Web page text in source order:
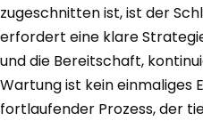
zugeschnitten ist, ist der
erfordert eine klare
und die Bereitschaft,
Wartung ist kein einmaliges
fortlaufender Prozess, der